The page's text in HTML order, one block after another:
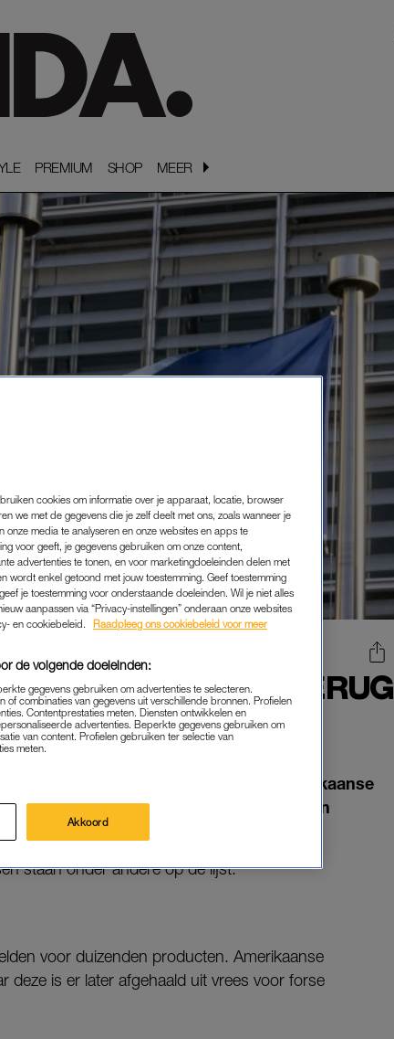
PREMIUM
PREMIUM SHOP
SHOP MEER
MEER
EU SLAAT TERUG
REDACTIE NIEUWS
importtarieven voor een lijst van Amerikaanse
importheffingen die de Verenigde Staten
staan onder andere op de lijst.
voor duizenden producten. Amerikaanse
is er later afgehaald uit vrees voor forse
cookies om informatie over je apparaat, locatie, browser
we met de gegevens die je zelf deelt met ons, zoals wanneer je
media te analyseren en onze websites en apps te
voor geeft, je gegevens gebruiken om onze content,
advertenties te tonen, en voor marketingdoeleinden delen met
wordt enkel getoond met jouw toestemming. Geef toestemming
je toestemming voor onderstaande doeleinden. Wil je niet alles
aanpassen via “Privacy-instellingen” onderaan onze websites
en cookiebeleid.
Raadpleeg ons cookiebeleid voor meer
de volgende doeleinden:
gegevens gebruiken om advertenties te selecteren.
combinaties van gegevens uit verschillende bronnen. Profielen
Contentprestaties meten. Diensten ontwikkelen en
advertenties. Beperkte gegevens gebruiken om
van content. Profielen gebruiken ter selectie van
meten.
Akkoord